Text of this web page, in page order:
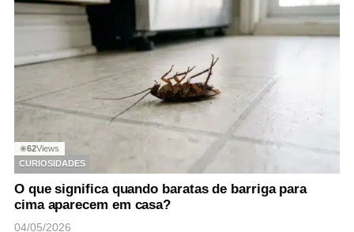
◉62Views
CURIOSIDADES
O que significa quando baratas de barriga para
cima aparecem em casa?
04/05/2026